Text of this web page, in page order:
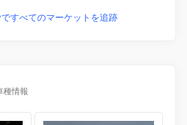
すべてのマーケットを追跡
種情報